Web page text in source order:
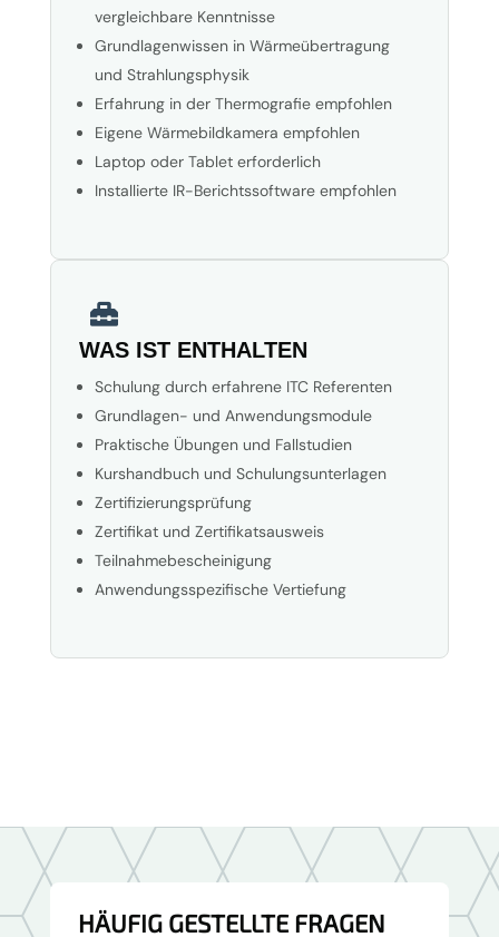
vergleichbare Kenntnisse
Grundlagenwissen in Wärmeübertragung
und Strahlungsphysik
Erfahrung in der Thermografie empfohlen
Eigene Wärmebildkamera empfohlen
Laptop oder Tablet erforderlich
Installierte IR-Berichtssoftware empfohlen

WAS IST ENTHALTEN
Schulung durch erfahrene ITC Referenten
Grundlagen- und Anwendungsmodule
Praktische Übungen und Fallstudien
Kurshandbuch und Schulungsunterlagen
Zertifizierungsprüfung
Zertifikat und Zertifikatsausweis
Teilnahmebescheinigung
Anwendungsspezifische Vertiefung
HÄUFIG GESTELLTE FRAGEN